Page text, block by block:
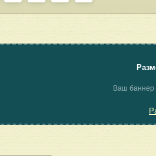
Ваш баннер